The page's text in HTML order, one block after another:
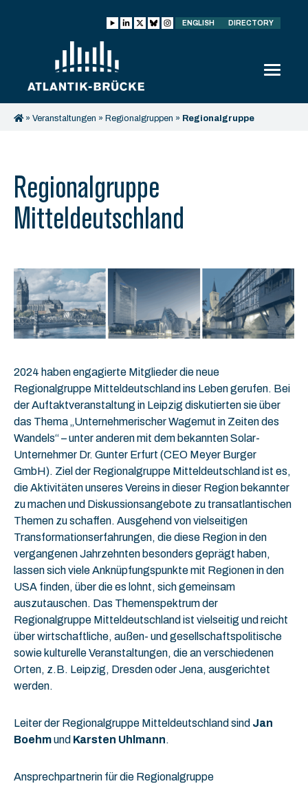
ENGLISH DIRECTORY
» Veranstaltungen » Regionalgruppen » Regionalgruppe
Regionalgruppe
Mitteldeutschland
2024 haben engagierte Mitglieder die neue
Regionalgruppe Mitteldeutschland ins Leben gerufen. Bei
der Auftaktveranstaltung in Leipzig diskutierten sie über
das Thema „Unternehmerischer Wagemut in Zeiten des
Wandels“ – unter anderen mit dem bekannten Solar-
Unternehmer Dr. Gunter Erfurt (CEO Meyer Burger
GmbH). Ziel der Regionalgruppe Mitteldeutschland ist es,
die Aktivitäten unseres Vereins in dieser Region bekannter
zu machen und Diskussionsangebote zu transatlantischen
Themen zu schaffen. Ausgehend von vielseitigen
Transformationserfahrungen, die diese Region in den
vergangenen Jahrzehnten besonders geprägt haben,
lassen sich viele Anknüpfungspunkte mit Regionen in den
USA finden, über die es lohnt, sich gemeinsam
auszutauschen. Das Themenspektrum der
Regionalgruppe Mitteldeutschland ist vielseitig und reicht
über wirtschaftliche, außen- und gesellschaftspolitische
sowie kulturelle Veranstaltungen, die an verschiedenen
Orten, z.B. Leipzig, Dresden oder Jena, ausgerichtet
werden.
Leiter der Regionalgruppe Mitteldeutschland sind Jan
Boehmund Karsten Uhlmann.
Ansprechpartnerin für die Regionalgruppe